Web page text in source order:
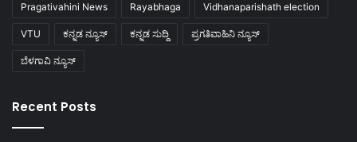
Pragativahini News Rayabhaga Vidhanaparishath election
VTU ಕನ್ನಡ ನ್ಯೂಸ್ ಕನ್ನಡ ಸುದ್ದಿ ಪ್ರಗತಿವಾಹಿನಿ ನ್ಯೂಸ್
ಬೆಳಗಾವಿ ನ್ಯೂಸ್
Recent Posts